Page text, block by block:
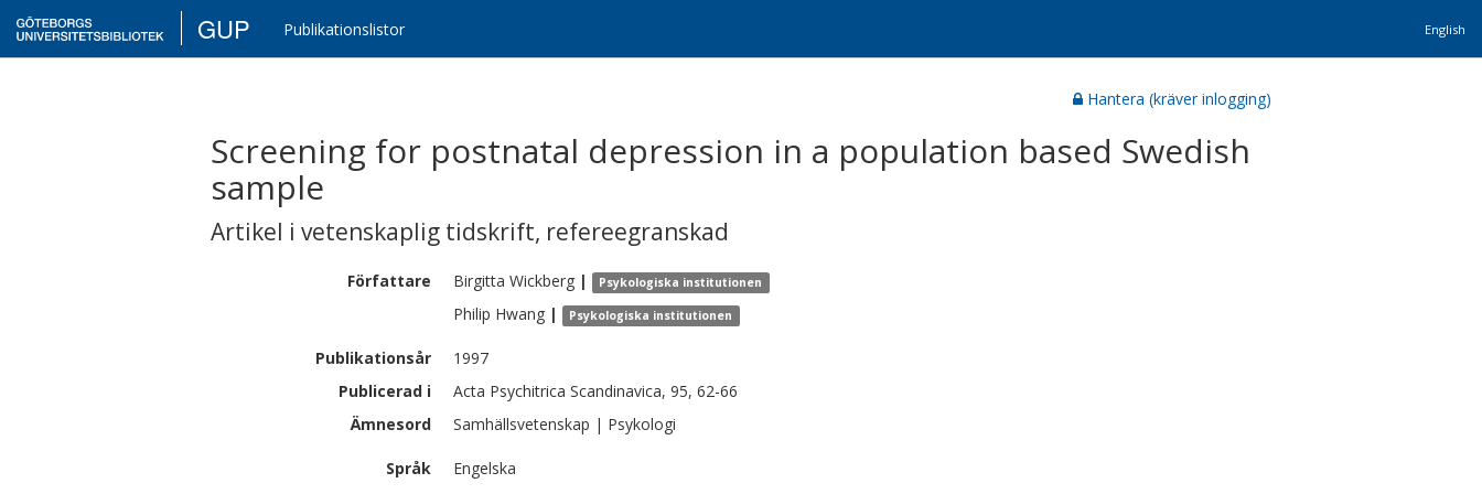
GUP Publikationslistor English
Hantera (kräver inlogging)
Screening for postnatal depression in a population based Swedish
sample
Artikel i vetenskaplig tidskrift, refereegranskad
Författare Birgitta Wickberg | Psykologiska institutionen
Philip Hwang | Psykologiska institutionen
Publikationsår
1997
Publicerad i
Acta Psychitrica Scandinavica, 95, 62-66
Ämnesord
Samhällsvetenskap | Psykologi
Språk
Engelska